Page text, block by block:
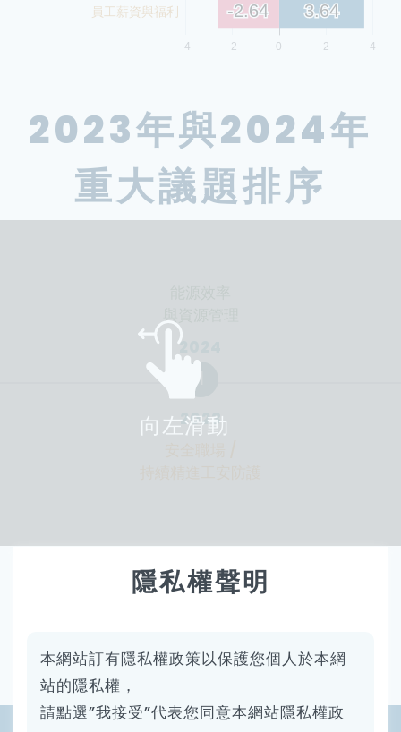
2023年與2024年
重大議題排序
向左滑動
與資源管理
2024
1
2023
船舶能效管理相關議題受關注
隱私權聲明
本網站訂有隱私權政策以保護您個人於本網
站的隱私權，
請點選”我接受”代表您同意本網站隱私權政